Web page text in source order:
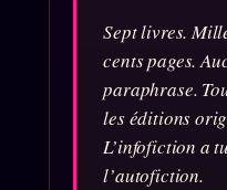
Nous écrire
Presse
Business
FAQ
Sept livres.
cents pages.
paraphrase.
les éditions
L’infofiction a
l’autofiction.